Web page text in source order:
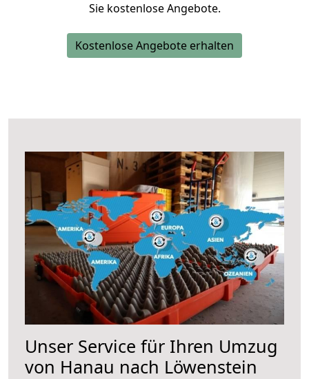
Sie kostenlose Angebote.
Kostenlose Angebote erhalten
Unser Service für Ihren Umzug
von Hanau nach Löwenstein